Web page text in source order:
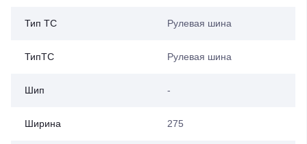
Тип ТС Рулевая шина
ТипТС Рулевая шина
Шип -
Ширина 275